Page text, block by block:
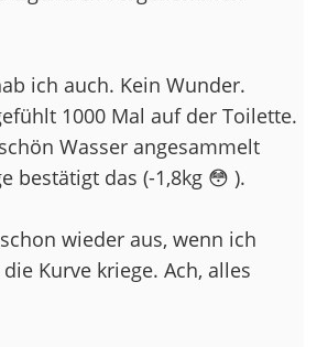
ich auch. Kein Wunder.
1000 Mal auf der Toilette.
Wasser angesammelt
bestätigt das (-1,8kg 😳 ).
wieder aus, wenn ich
Kurve kriege. Ach, alles